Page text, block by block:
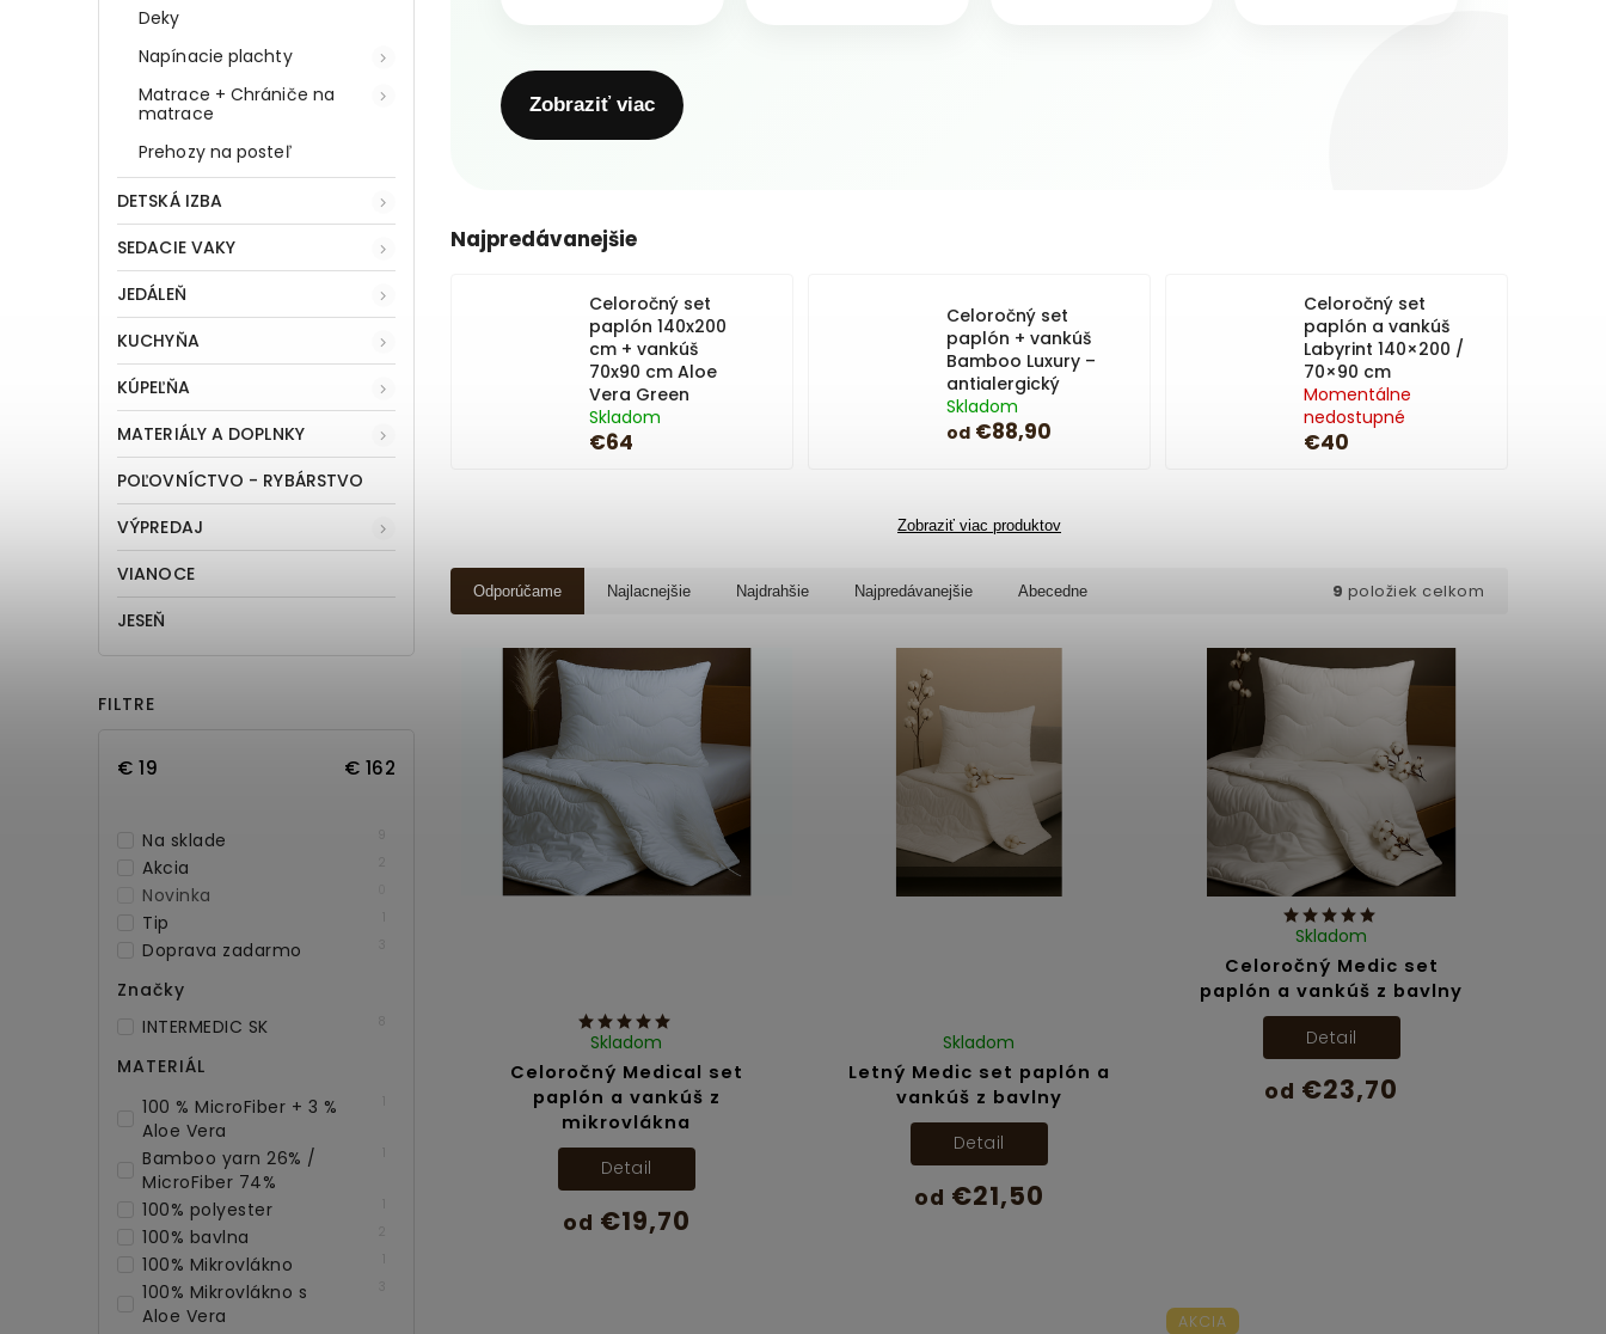
Deky
Napínacie plachty
Matrace + Chrániče na
matrace
Prehozy na posteľ
DETSKÁ IZBA
SEDACIE VAKY
JEDÁLEŇ
KUCHYŇA
KÚPEĽŇA
MATERIÁLY A DOPLNKY
POĽOVNÍCTVO - RYBÁRSTVO
VÝPREDAJ
VIANOCE
JESEŇ
FILTRE
€ 19 € 162
Na sklade
Akcia
Novinka
Tip
Doprava zadarmo
Značky
INTERMEDIC SK
MATERIÁL
100 % MicroFiber + 3 %
Aloe Vera
Bamboo yarn 26% /
MicroFiber 74%
100% polyester
100% bavlna
100% Mikrovlákno
100% Mikrovlákno s
Aloe Vera
Zobraziť viac
Najpredávanejšie
Celoročný set
paplón 140x200
cm + vankúš
70x90 cm Aloe
Vera Green
Skladom
€64
Celoročný set
paplón + vankúš
Bamboo Luxury –
antialergický
Skladom
od€88,90
Celoročný set
paplón a vankúš
Labyrint 140×200 /
70×90 cm
Momentálne
nedostupné
€40
Zobraziť viac produktov
Odporúčame Najlacnejšie Najdrahšie Najpredávanejšie Abecedne 9 položiek celkom
Celoročný Medical set
paplón a vankúš z
mikrovlákna
Skladom
od €19,70
Detail
Letný Medic set paplón a
vankúš z bavlny
Skladom
od €21,50
Detail
Celoročný Medic set
paplón a vankúš z bavlny
Skladom
od €23,70
Detail
AKCIA